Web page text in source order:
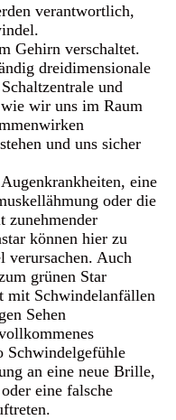
verantwortlich,
Gehirn verschaltet.
dreidimensionale
und
wir uns im Raum
und uns sicher
eine
oder die
zunehmender
können hier zu
verursachen. Auch
grünen Star
mit Schwindelanfällen
Sehen
Schwindelgefühle
an eine neue Brille,
eine falsche